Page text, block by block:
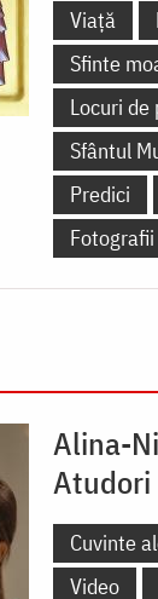
Viață
Sfinte
Locuri de
Sfântul
Predici
Fotografii
Alina-
Atudori
Cuvinte
Video